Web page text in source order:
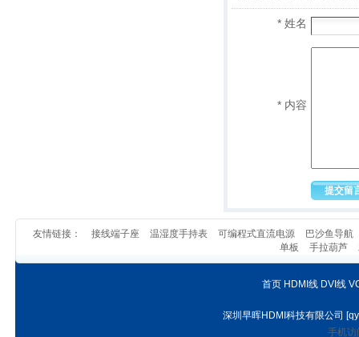
* 姓名
* 内容
友情链接： 接线端子座 温湿度手持表 可编程式直流电源
巴沙鱼导航
单板
手拉葫芦
首页 HDMI线 DVI线
深圳早晖HDMI科技有限公司 [
手机访